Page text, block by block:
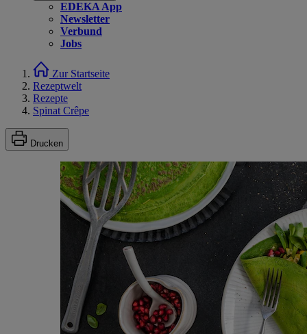
EDEKA App
Newsletter
Verbund
Jobs
Zur Startseite
Rezeptwelt
Rezepte
Spinat Crêpe
Drucken